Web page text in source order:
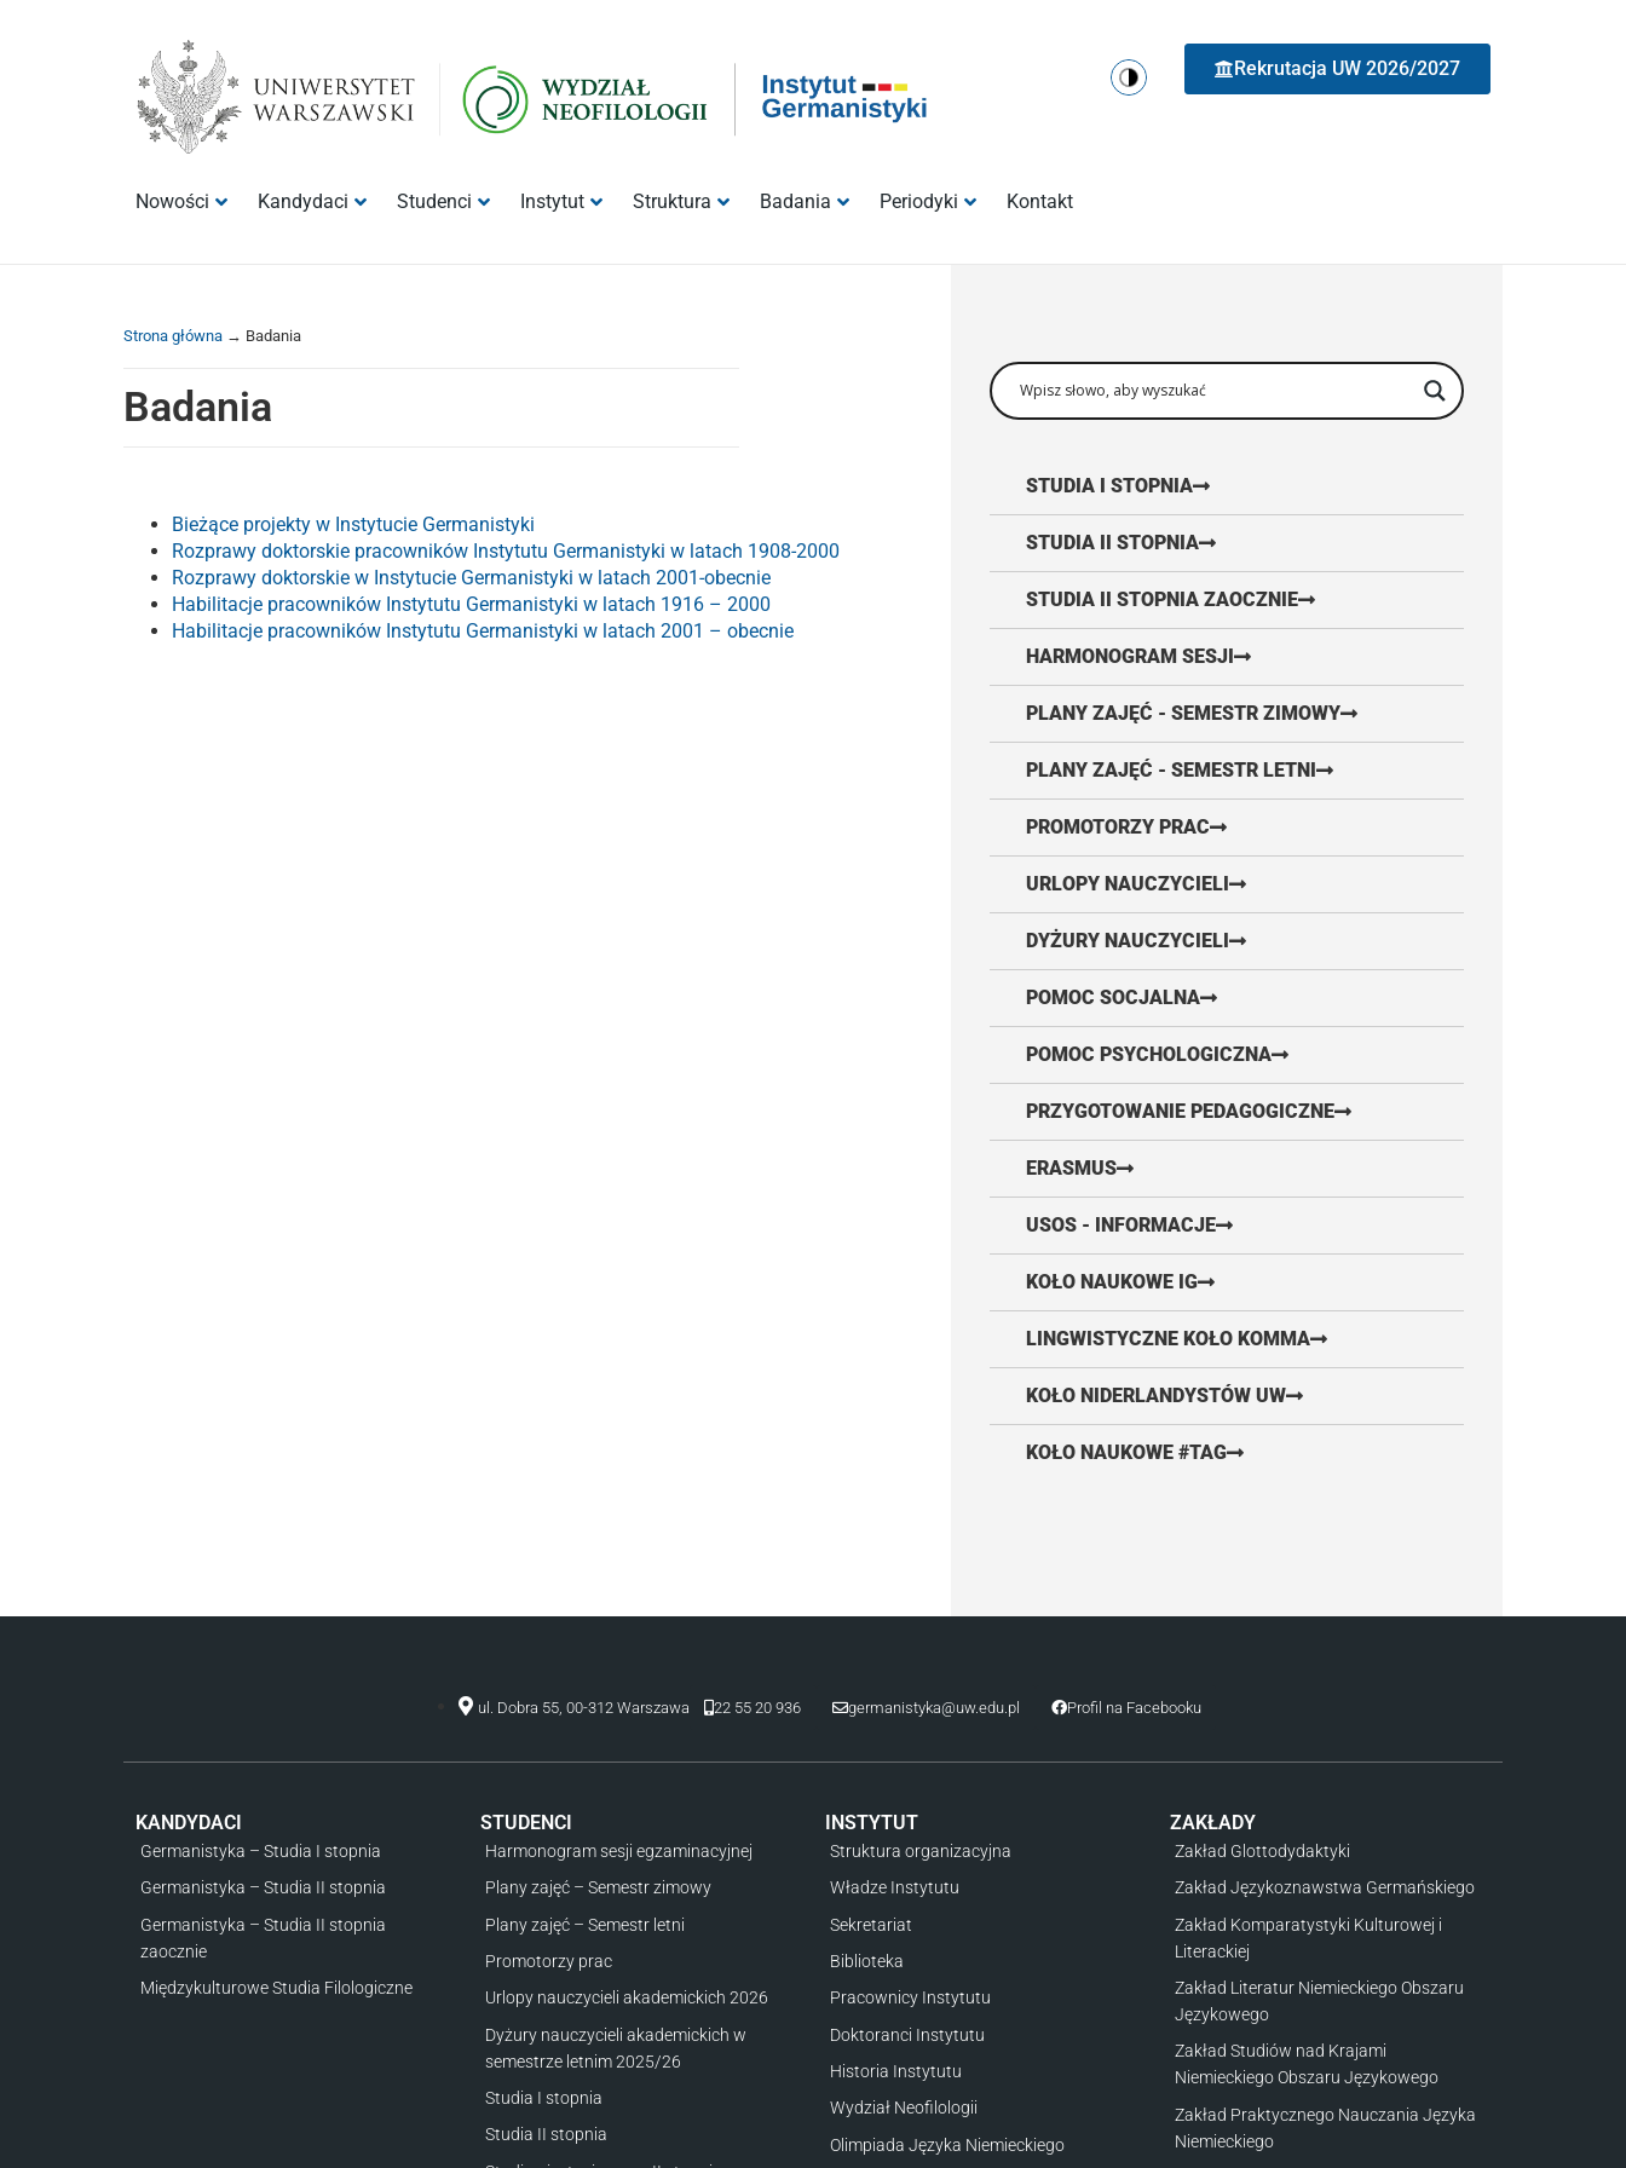
Rekrutacja UW 2026/2027
Nowości Kandydaci Studenci Instytut Struktura Badania Periodyki Kontakt
Strona główna → Badania
Badania
Bieżące projekty w Instytucie Germanistyki
Rozprawy doktorskie pracowników Instytutu Germanistyki w latach 1908-2000
Rozprawy doktorskie w Instytucie Germanistyki w latach 2001-obecnie
Habilitacje pracowników Instytutu Germanistyki w latach 1916 – 2000
Habilitacje pracowników Instytutu Germanistyki w latach 2001 – obecnie
STUDIA I STOPNIA
STUDIA II STOPNIA
STUDIA II STOPNIA ZAOCZNIE
HARMONOGRAM SESJI
PLANY ZAJĘĆ - SEMESTR ZIMOWY
PLANY ZAJĘĆ - SEMESTR LETNI
PROMOTORZY PRAC
URLOPY NAUCZYCIELI
DYŻURY NAUCZYCIELI
POMOC SOCJALNA
POMOC PSYCHOLOGICZNA
PRZYGOTOWANIE PEDAGOGICZNE
ERASMUS
USOS - INFORMACJE
KOŁO NAUKOWE IG
LINGWISTYCZNE KOŁO KOMMA
KOŁO NIDERLANDYSTÓW UW
KOŁO NAUKOWE #TAG
ul. Dobra 55, 00-312 Warszawa 22 55 20 936 germanistyka@uw.edu.pl Profil na Facebooku
KANDYDACI
Germanistyka – Studia I stopnia
Germanistyka – Studia II stopnia
Germanistyka – Studia II stopnia
zaocznie
Międzykulturowe Studia Filologiczne
STUDENCI
Harmonogram sesji egzaminacyjnej
Plany zajęć – Semestr zimowy
Plany zajęć – Semestr letni
Promotorzy prac
Urlopy nauczycieli akademickich 2026
Dyżury nauczycieli akademickich w
semestrze letnim 2025/26
Studia I stopnia
Studia II stopnia
INSTYTUT
Struktura organizacyjna
Władze Instytutu
Sekretariat
Biblioteka
Pracownicy Instytutu
Doktoranci Instytutu
Historia Instytutu
Wydział Neofilologii
Olimpiada Języka Niemieckiego
ZAKŁADY
Zakład Glottodydaktyki
Zakład Językoznawstwa Germańskiego
Zakład Komparatystyki Kulturowej i
Literackiej
Zakład Literatur Niemieckiego Obszaru
Językowego
Zakład Studiów nad Krajami
Niemieckiego Obszaru Językowego
Zakład Praktycznego Nauczania Języka
Niemieckiego